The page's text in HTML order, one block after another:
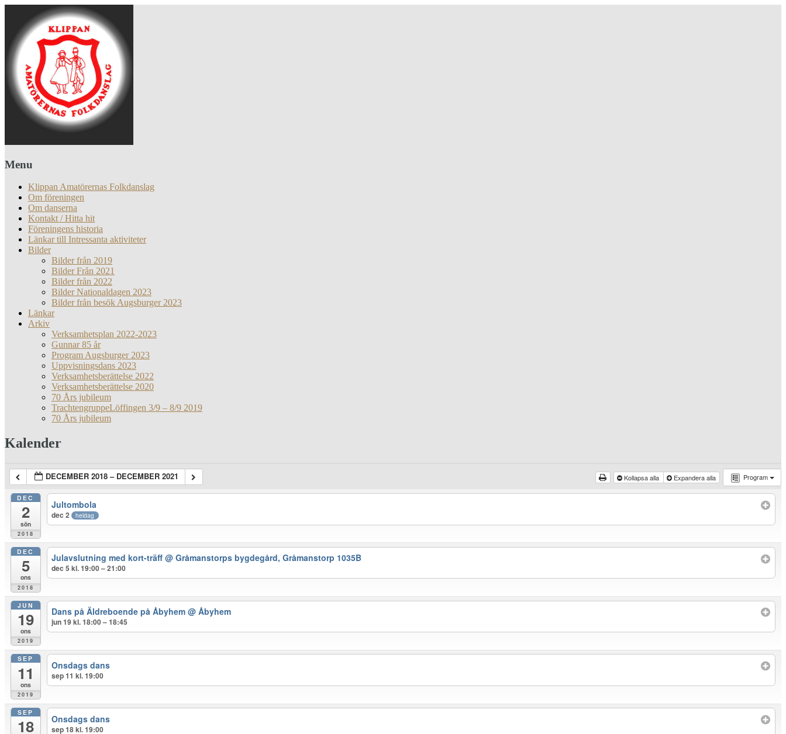
Menu
Klippan Amatörernas Folkdanslag
Om föreningen
Om danserna
Kontakt / Hitta hit
Föreningens historia
Länkar till Intressanta aktiviteter
Bilder
Bilder från 2019
Bilder Från 2021
Bilder från 2022
Bilder Nationaldagen 2023
Bilder från besök Augsburger 2023
Länkar
Arkiv
Verksamhetsplan 2022-2023
Gunnar 85 år
Program Augsburger 2023
Uppvisningsdans 2023
Verksamhetsberättelse 2022
Verksamhetsberättelse 2020
70 Års jubileum
TrachtengruppeLöffingen 3/9 – 8/9 2019
70 Års jubileum
Kalender
Program
DECEMBER 2018 – DECEMBER 2021 Kollapsa alla Expandera alla
DEC
2
sön
2018
Jultombola
dec 2 heldag
DEC
5
ons
2018
Julavslutning med kort-träff@ Gråmanstorps bygdegård, Gråmanstorp 1035B
dec 5 kl. 19:00 – 21:00
JUN
19
ons
2019
Dans på Äldreboende på Åbyhem@ Åbyhem
jun 19 kl. 18:00 – 18:45
SEP
11
ons
2019
Onsdags dans
sep 11 kl. 19:00
SEP
18 Onsdags dans
sep 18 kl. 19:00